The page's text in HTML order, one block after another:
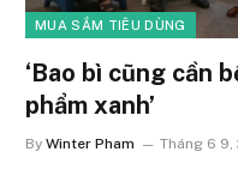
MUA SẮM TIÊU DÙNG
‘Bao bì cũng cần
phẩm xanh’
By Winter Pham Tháng 6 9,